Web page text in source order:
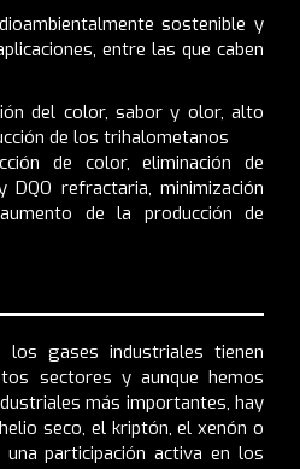
sostenible y
entre las que caben
del color, sabor y olor, alto
de los trihalometanos
de color, eliminación de
refractaria, minimización
de la producción de
los gases industriales tienen
sectores y aunque hemos
más importantes, hay
seco, el kriptón, el xenón o
participación activa en los